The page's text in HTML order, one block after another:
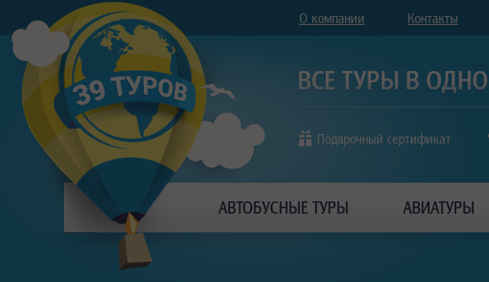
О компании Контакты
Подарочный сертификат
АВТОБУСНЫЕ ТУРЫ АВИАТУРЫ